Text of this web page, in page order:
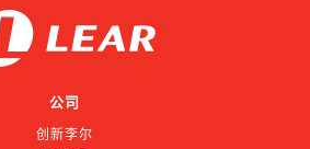
公司
创新李尔